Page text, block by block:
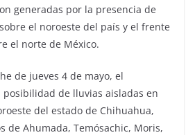
generadas por la presencia de
el noroeste del país y el frente
el norte de México.
de jueves 4 de mayo, el
de lluvias aisladas en
del estado de Chihuahua,
de Ahumada, Temósachic, Moris,